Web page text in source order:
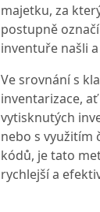
majetku, za
postupně
inventuře našli
Ve srovnání s
inventarizace,
vytisknutých
nebo s využitím
kódů, je tato
rychlejší a